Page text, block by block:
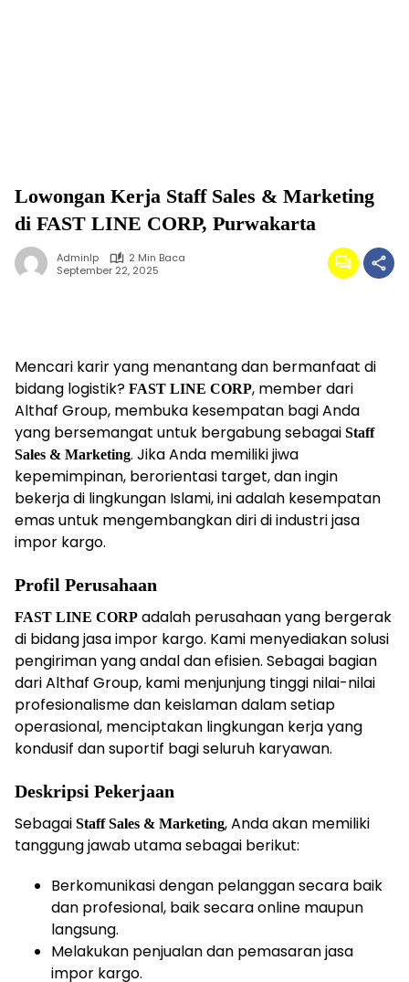
Lowongan Kerja Staff Sales & Marketing
di FAST LINE CORP, Purwakarta
Adminlp
2 Min Baca
September 22, 2025
Mencari karir yang menantang dan bermanfaat di
bidang logistik? FAST LINE CORP, member dari
Althaf Group, membuka kesempatan bagi Anda
yang bersemangat untuk bergabung sebagai Staff
Sales & Marketing. Jika Anda memiliki jiwa
kepemimpinan, berorientasi target, dan ingin
bekerja di lingkungan Islami, ini adalah kesempatan
emas untuk mengembangkan diri di industri jasa
impor kargo.
Profil Perusahaan
FAST LINE CORP adalah perusahaan yang bergerak
di bidang jasa impor kargo. Kami menyediakan solusi
pengiriman yang andal dan efisien. Sebagai bagian
dari Althaf Group, kami menjunjung tinggi nilai-nilai
profesionalisme dan keislaman dalam setiap
operasional, menciptakan lingkungan kerja yang
kondusif dan suportif bagi seluruh karyawan.
Deskripsi Pekerjaan
Sebagai Staff Sales & Marketing, Anda akan memiliki
tanggung jawab utama sebagai berikut:
Berkomunikasi dengan pelanggan secara baik
dan profesional, baik secara online maupun
langsung.
Melakukan penjualan dan pemasaran jasa
impor kargo.